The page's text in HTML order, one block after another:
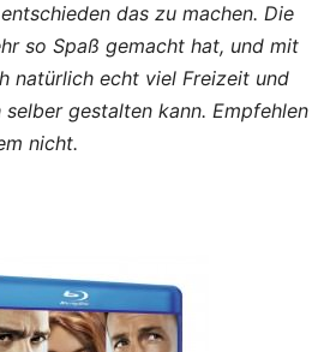
das zu machen. Die
so Spaß gemacht hat, und mit
natürlich echt viel Freizeit und
gestalten kann. Empfehlen
nicht.